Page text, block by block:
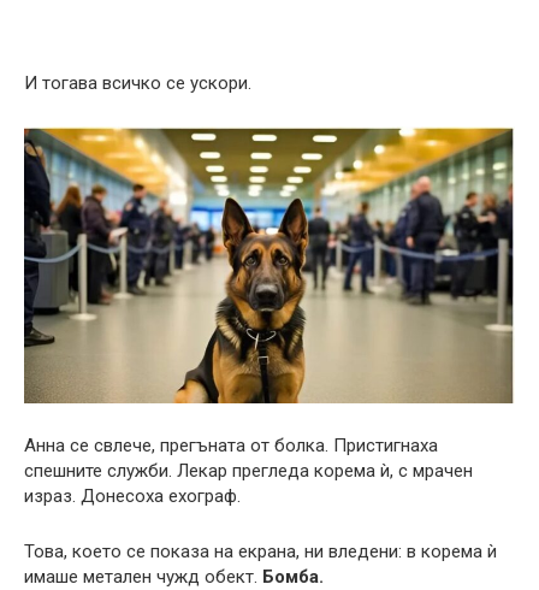
И тогава всичко се ускори.
Анна се свлече, прегъната от болка. Пристигнаха
спешните служби. Лекар прегледа корема ѝ, с мрачен
израз. Донесоха ехограф.
Това, което се показа на екрана, ни вледени: в корема ѝ
имаше метален чужд обект. Бомба.